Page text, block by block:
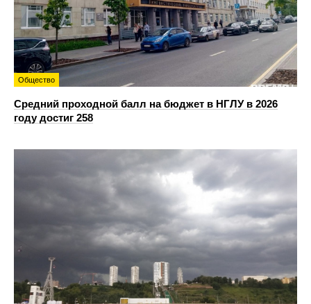
Общество
Средний проходной балл на бюджет в НГЛУ в 2026
году достиг 258